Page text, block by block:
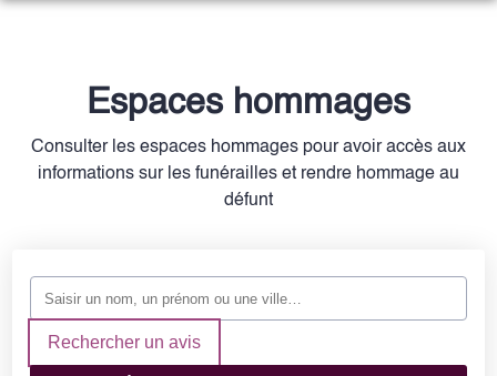
ORGANISER DES OBSÈQUES
PRÉVOIR SES OBSÈQUES
MONUMENTS FUNÉRAIRES
NOTRE AGENCE
NOTRE CHAMBRE FUNERAIRE
ESPACES HOMMAGES
Espaces hommages
Consulter les espaces hommages pour avoir accès aux
informations sur les funérailles et rendre hommage au
défunt
Rechercher un avis